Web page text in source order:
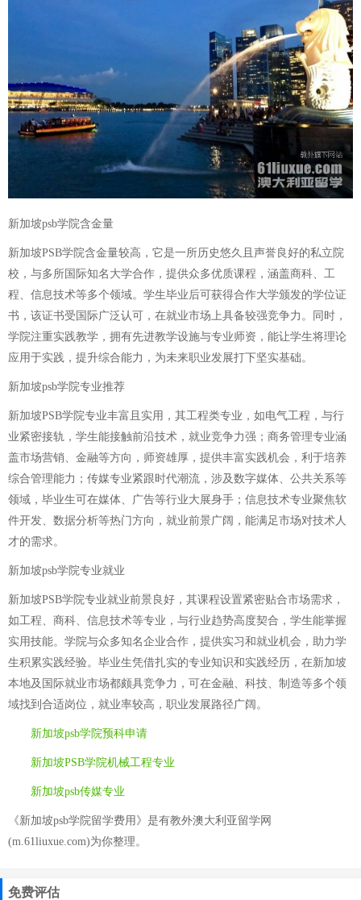
新加坡psb学院含金量
新加坡PSB学院含金量较高，它是一所历史悠久且声誉良好的私立院
校，与多所国际知名大学合作，提供众多优质课程，涵盖商科、工
程、信息技术等多个领域。学生毕业后可获得合作大学颁发的学位证
书，该证书受国际广泛认可，在就业市场上具备较强竞争力。同时，
学院注重实践教学，拥有先进教学设施与专业师资，能让学生将理论
应用于实践，提升综合能力，为未来职业发展打下坚实基础。
新加坡psb学院专业推荐
新加坡PSB学院专业丰富且实用，其工程类专业，如电气工程，与行
业紧密接轨，学生能接触前沿技术，就业竞争力强；商务管理专业涵
盖市场营销、金融等方向，师资雄厚，提供丰富实践机会，利于培养
综合管理能力；传媒专业紧跟时代潮流，涉及数字媒体、公共关系等
领域，毕业生可在媒体、广告等行业大展身手；信息技术专业聚焦软
件开发、数据分析等热门方向，就业前景广阔，能满足市场对技术人
才的需求。
新加坡psb学院专业就业
新加坡PSB学院专业就业前景良好，其课程设置紧密贴合市场需求，
如工程、商科、信息技术等专业，与行业趋势高度契合，学生能掌握
实用技能。学院与众多知名企业合作，提供实习和就业机会，助力学
生积累实践经验。毕业生凭借扎实的专业知识和实践经历，在新加坡
本地及国际就业市场都颇具竞争力，可在金融、科技、制造等多个领
域找到合适岗位，就业率较高，职业发展路径广阔。
新加坡psb学院预科申请
新加坡PSB学院机械工程专业
新加坡psb传媒专业
《新加坡psb学院留学费用》是有教外澳大利亚留学网
(m.61liuxue.com)为你整理。
免费评估